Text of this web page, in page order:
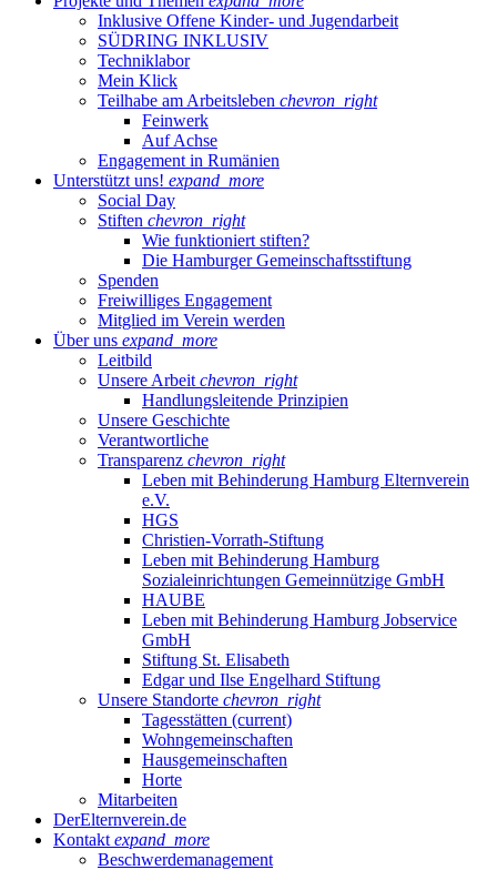
Inklusive Offene Kinder- und Jugendarbeit
SÜDRING INKLUSIV
Techniklabor
Mein Klick
Teilhabe am Arbeitsleben chevron_right
Feinwerk
Auf Achse
Engagement in Rumänien
Unterstützt uns! expand_more
Social Day
Stiften chevron_right
Wie funktioniert stiften?
Die Hamburger Gemeinschaftsstiftung
Spenden
Freiwilliges Engagement
Mitglied im Verein werden
Über uns expand_more
Leitbild
Unsere Arbeit chevron_right
Handlungsleitende Prinzipien
Unsere Geschichte
Verantwortliche
Transparenz chevron_right
Leben mit Behinderung Hamburg Elternverein
e.V.
HGS
Christien-Vorrath-Stiftung
Leben mit Behinderung Hamburg
Sozialeinrichtungen Gemeinnützige GmbH
HAUBE
Leben mit Behinderung Hamburg Jobservice
GmbH
Stiftung St. Elisabeth
Edgar und Ilse Engelhard Stiftung
Unsere Standorte chevron_right
Tagesstätten (current)
Wohngemeinschaften
Hausgemeinschaften
Horte
Mitarbeiten
DerElternverein.de
Kontakt expand_more
Beschwerdemanagement